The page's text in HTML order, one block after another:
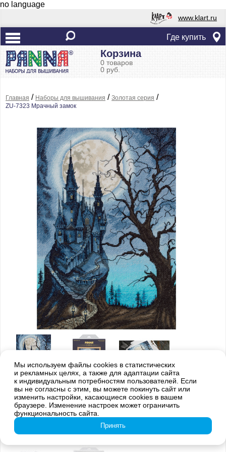
no language
www.klart.ru
Где купить
Корзина
0 товаров
0 руб.
Главная / Наборы для вышивания / Золотая серия /
ZU-7323 Мрачный замок
Мы используем файлы cookies в статистических
и рекламных целях, а также для адаптации сайта
к индивидуальным потребностям пользователей. Если
вы не согласны с этим, вы можете покинуть сайт или
изменить настройки, касающиеся cookies в вашем
браузере. Изменение настроек может ограничить
функциональность сайта.
Принять